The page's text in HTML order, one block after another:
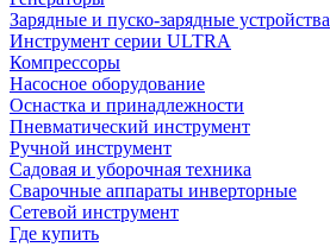
Зарядные и пуско-зарядные устройства
Инструмент серии ULTRA
Компрессоры
Насосное оборудование
Оснастка и принадлежности
Пневматический инструмент
Ручной инструмент
Садовая и уборочная техника
Сварочные аппараты инверторные
Сетевой инструмент
Где купить